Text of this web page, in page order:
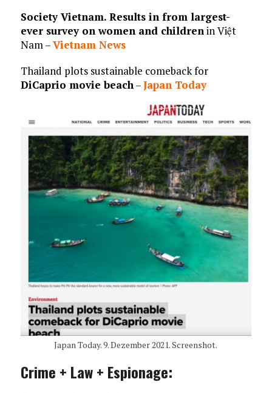
Society Vietnam. Results in from largest-
ever survey on women and childrenin Việt
Nam –Vietnam News
Thailand plots sustainable comeback for
DiCaprio movie beach–Japan Today
Japan Today. 9. Dezember 2021. Screenshot.
Crime + Law + Espionage: